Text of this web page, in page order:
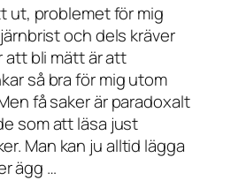
ut, problemet för mig
och dels kräver
bli mätt är att
så bra för mig utom
få saker är paradoxalt
som att läsa just
Man kan ju alltid lägga
ägg …